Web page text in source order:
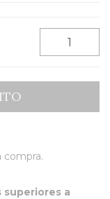
compra.
superiores a